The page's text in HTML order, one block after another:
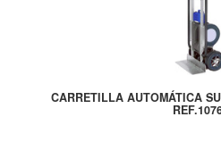
CARRETILLA AUTOMÁTICA